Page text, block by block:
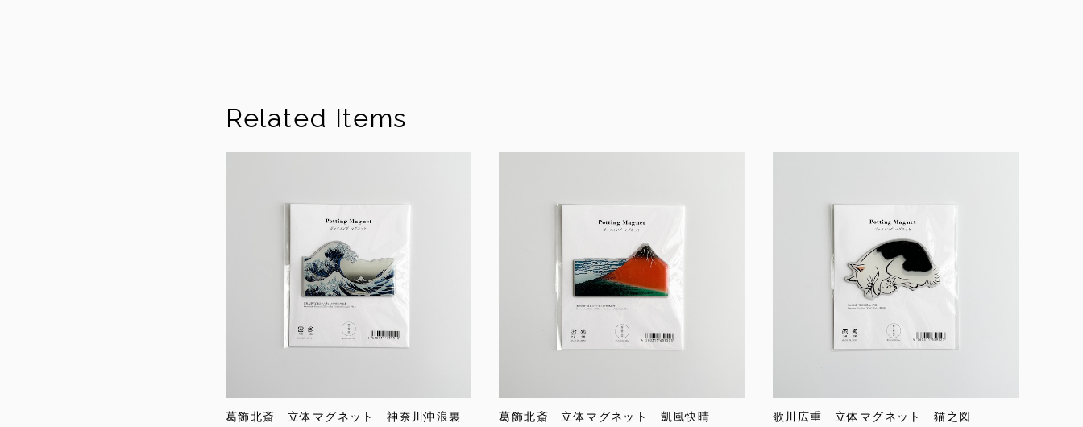
Related Items
葛飾北斎 立体マグネット 神奈川沖浪裏 葛飾北斎 立体マグネット 凱風快晴 歌川広重 立体マグネット 猫之図